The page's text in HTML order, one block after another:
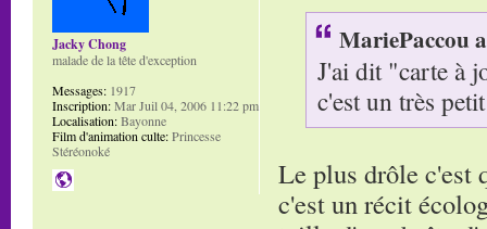
MariePaccou
J'ai dit "carte à
c'est un très
Le plus drôle c'est
c'est un récit
Jacky Chong
malade de la tête d'exception
Messages: 1917
Inscription:Mar Juil 04, 2006 11:22 pm
Localisation:Bayonne
Film d'animation culte:Princesse
Stéréonoké